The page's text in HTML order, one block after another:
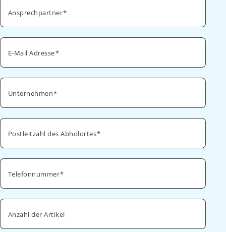
Ansprechpartner
E-Mail Adresse
Unternehmen
Postleitzahl des Abholortes
Telefonnummer
Anzahl der Artikel